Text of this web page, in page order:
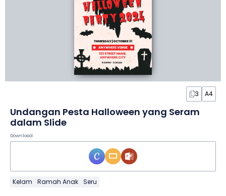
3 A4
Undangan Pesta Halloween yang Seram
dalam Slide
Download
Kelam Ramah Anak Seru